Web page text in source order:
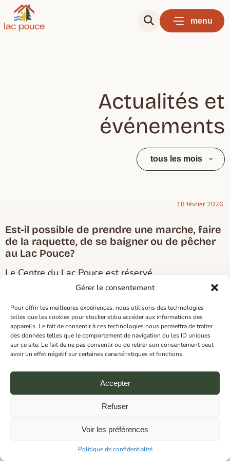
Gérer le consentement
Pour offrir les meilleures expériences, nous utilisons des technologies
telles que les cookies pour stocker et/ou accéder aux informations des
appareils. Le fait de consentir à ces technologies nous permettra de traiter
des données telles que le comportement de navigation ou les ID uniques
sur ce site. Le fait de ne pas consentir ou de retirer son consentement peut
avoir un effet négatif sur certaines caractéristiques et fonctions.
Accepter
Refuser
Voir les préférences
Politique de confidentialité
menu
Actualités et
événements
tous les mois
18 février 2026
Actualités
Est-il possible de prendre une marche, faire
de la raquette, de se baigner ou de pêcher
au Lac Pouce?
Le Centre du Lac Pouce est réservé
EXCLUSIVEMENT pour ses activités et ses groupes
stationner au Lac Pouce, vous devez utiliser les
stationnements disponibles au 6901 Talbot (le petit
bâtiment à côté de l'entrée du Lac Pouce) NOUS
SOMMES UN ORGANISME À BUT NON LUCRATIF,
POUR NOUS AIDER À ENTRETENIR NOTRE
PAYER VOTRE DROIT D'ACCÈS.
camps 2026 : marche à suivre et inscription